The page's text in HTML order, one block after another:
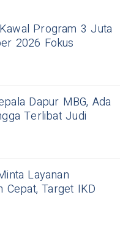
Program 3 Juta
2026 Fokus
Dapur MBG, Ada
Terlibat Judi
Layanan
Cepat, Target IKD